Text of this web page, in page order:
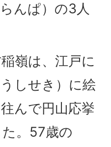
んぱ）の3人
嶺は、江戸に
しせき）に絵
んで円山応挙
。57歳の